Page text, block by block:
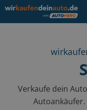
Verkaufe dein
Autoankäufer.